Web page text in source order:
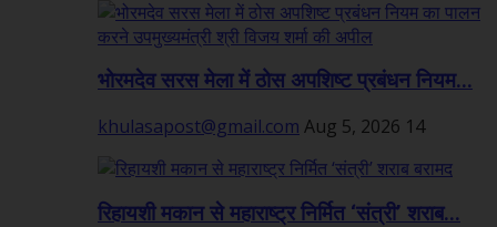
भोरमदेव सरस मेला में ठोस अपशिष्ट प्रबंधन नियम...
khulasapost@gmail.com Aug 5, 2026 14
रिहायशी मकान से महाराष्ट्र निर्मित ‘संत्री’ शराब...